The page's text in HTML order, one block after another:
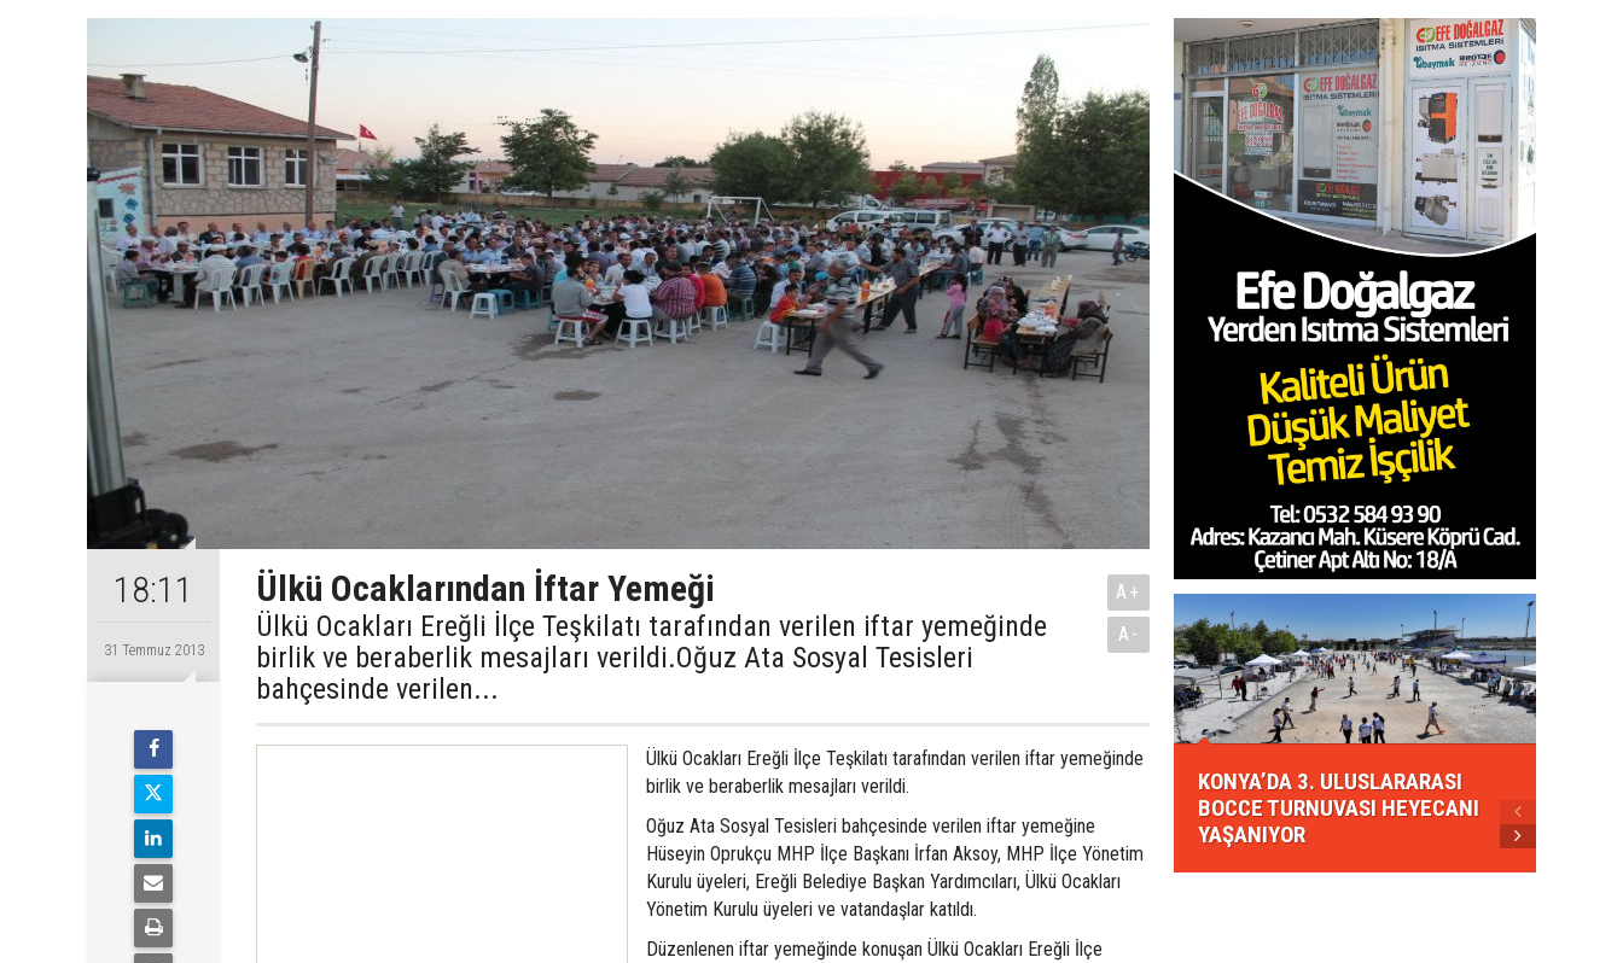
18:11
31 Temmuz 2013
Ülkü Ocaklarından İftar Yemeği
Ülkü Ocakları Ereğli İlçe Teşkilatı tarafından verilen iftar yemeğinde
birlik ve beraberlik mesajları verildi.Oğuz Ata Sosyal Tesisleri
bahçesinde verilen...
A+
A-
Ülkü Ocakları Ereğli İlçe Teşkilatı tarafından verilen iftar yemeğinde
birlik ve beraberlik mesajları verildi.
Oğuz Ata Sosyal Tesisleri bahçesinde verilen iftar yemeğine
Hüseyin Oprukçu MHP İlçe Başkanı İrfan Aksoy, MHP İlçe Yönetim
Kurulu üyeleri, Ereğli Belediye Başkan Yardımcıları, Ülkü Ocakları
Yönetim Kurulu üyeleri ve vatandaşlar katıldı.
Düzenlenen iftar yemeğinde konuşan Ülkü Ocakları Ereğli İlçe
KONYA’DA 3. ULUSLARARASI
BOCCE TURNUVASI HEYECANI
YAŞANIYOR